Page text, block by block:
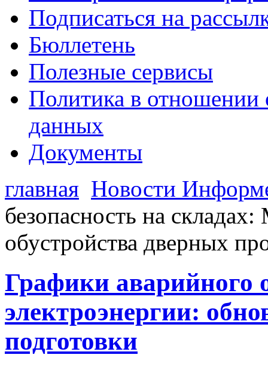
Подписаться на
Бюллетень
Полезные сервисы
Политика в отношении
данных
Документы
главная Новости
безопасность на
обустройства дверных
Графики аварийного
электроэнергии:
подготовки